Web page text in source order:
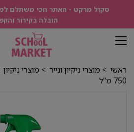
סקול מרקט - האתר הכי משתלם
הובלה בקירור
ראשי > מוצרי ניקיון ונייר > מוצרי ניקיון
750 מ"ל